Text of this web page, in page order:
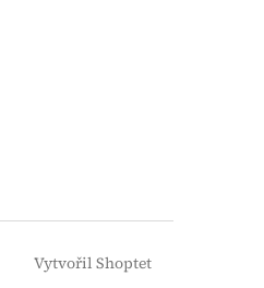
Vytvořil Shoptet